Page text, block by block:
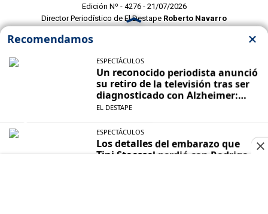
Edición Nº - 4276 - 21/07/2026
Director Periodístico de El Destape Roberto Navarro
POLITICAS DE PRIVACIDAD
CONTACTO COMERCIAL
CONTACTO EDITORIAL
Mustang Cloud- CMS para portales de noticias